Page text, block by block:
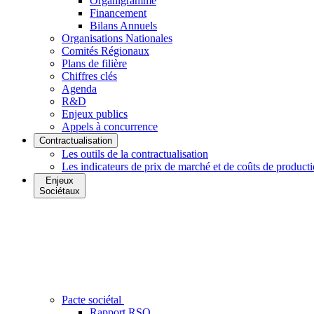
Financement
Bilans Annuels
Organisations Nationales
Comités Régionaux
Plans de filière
Chiffres clés
Agenda
R&D
Enjeux publics
Appels à concurrence
Contractualisation
Les outils de la contractualisation
Les indicateurs de prix de marché et de coûts de
Enjeux
Sociétaux
Pacte sociétal